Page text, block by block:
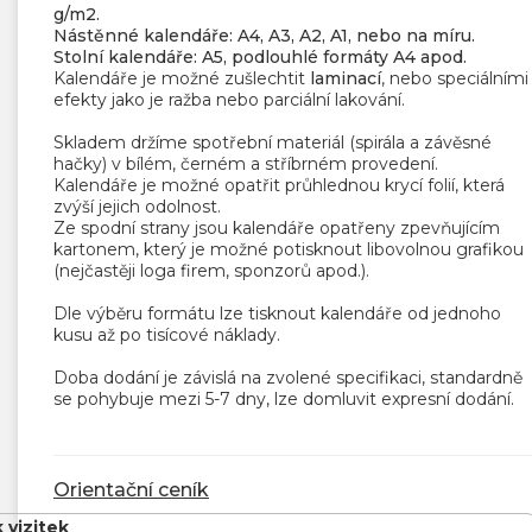
g/m2.
Nástěnné kalendáře: A4, A3, A2, A1, nebo na míru.
Stolní kalendáře: A5, podlouhlé formáty A4 apod.
Kalendáře je možné zušlechtit laminací, nebo speciálními
efekty jako je ražba nebo parciální lakování.
Skladem držíme spotřební materiál (spirála a závěsné
hačky) v bílém, černém a stříbrném provedení.
Kalendáře je možné opatřit průhlednou krycí folií, která
zvýší jejich odolnost.
Ze spodní strany jsou kalendáře opatřeny zpevňujícím
kartonem, který je možné potisknout libovolnou grafikou
(nejčastěji loga firem, sponzorů apod.).
Dle výběru formátu lze tisknout kalendáře od jednoho
kusu až po tisícové náklady.
Doba dodání je závislá na zvolené specifikaci, standardně
se pohybuje mezi 5-7 dny, lze domluvit expresní dodání.
Orientační ceník